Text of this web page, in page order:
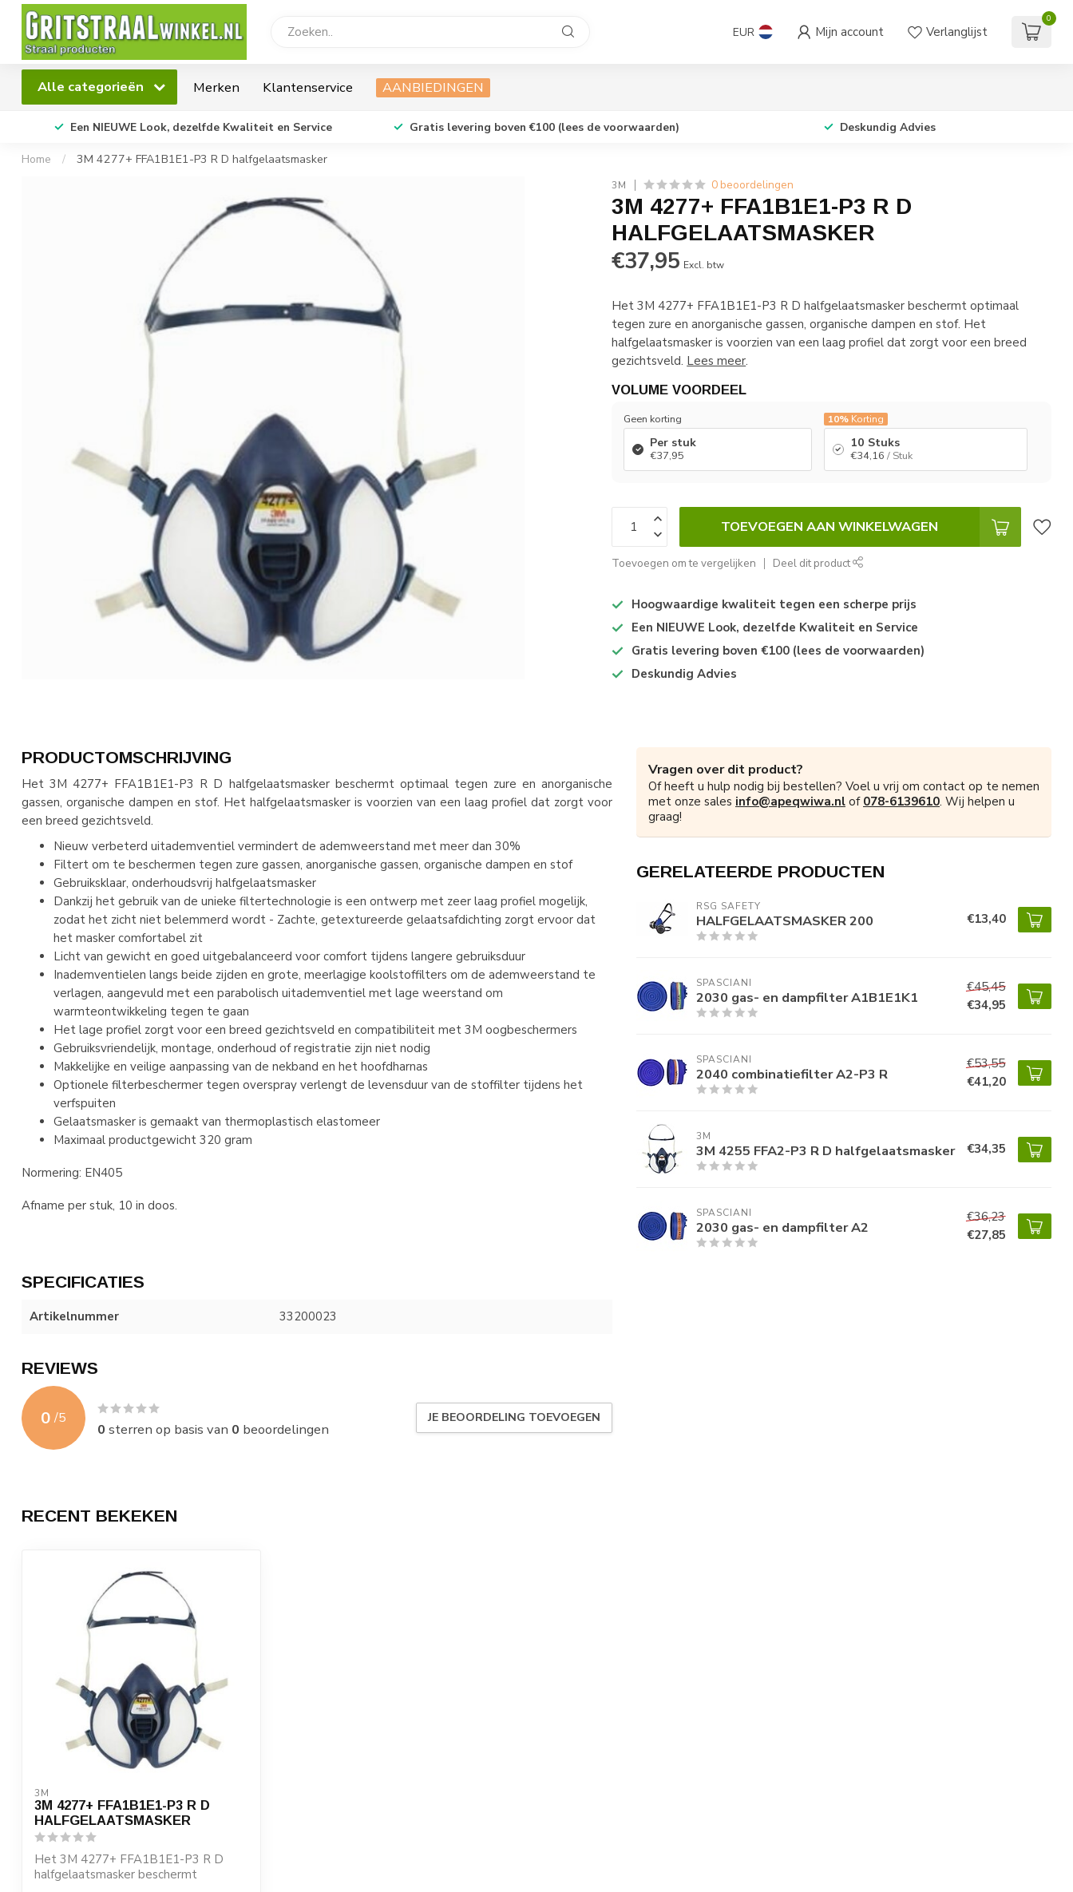
EUR Mijn account Verlanglijst
0
Alle categorieën Merken Klantenservice AANBIEDINGEN
Een NIEUWE Look, dezelfde Kwaliteit en Service Gratis levering boven €100 (lees de voorwaarden) Deskundig Advies
Home / 3M 4277+ FFA1B1E1-P3 R D halfgelaatsmasker
3M 0 beoordelingen
3M 4277+ FFA1B1E1-P3 R D
HALFGELAATSMASKER
€37,95 Excl. btw
Het 3M 4277+ FFA1B1E1-P3 R D halfgelaatsmasker beschermt optimaal
tegen zure en anorganische gassen, organische dampen en stof. Het
halfgelaatsmasker is voorzien van een laag profiel dat zorgt voor een breed
gezichtsveld. Lees meer.
VOLUME VOORDEEL
Geen korting
Per stuk
€37,95
10%Korting
10 Stuks
€34,16 / Stuk
TOEVOEGEN AAN WINKELWAGEN
Toevoegen om te vergelijken Deel dit product
Hoogwaardige kwaliteit tegen een scherpe prijs
Een NIEUWE Look, dezelfde Kwaliteit en Service
Gratis levering boven €100 (lees de voorwaarden)
Deskundig Advies
PRODUCTOMSCHRIJVING
Het 3M 4277+ FFA1B1E1-P3 R D halfgelaatsmasker beschermt optimaal tegen zure en anorganische
gassen, organische dampen en stof. Het halfgelaatsmasker is voorzien van een laag profiel dat zorgt voor
een breed gezichtsveld.
Nieuw verbeterd uitademventiel vermindert de ademweerstand met meer dan 30%
Filtert om te beschermen tegen zure gassen, anorganische gassen, organische dampen en stof
Gebruiksklaar, onderhoudsvrij halfgelaatsmasker
Dankzij het gebruik van de unieke filtertechnologie is een ontwerp met zeer laag profiel mogelijk,
zodat het zicht niet belemmerd wordt - Zachte, getextureerde gelaatsafdichting zorgt ervoor dat
het masker comfortabel zit
Licht van gewicht en goed uitgebalanceerd voor comfort tijdens langere gebruiksduur
Inademventielen langs beide zijden en grote, meerlagige koolstoffilters om de ademweerstand te
verlagen, aangevuld met een parabolisch uitademventiel met lage weerstand om
warmteontwikkeling tegen te gaan
Het lage profiel zorgt voor een breed gezichtsveld en compatibiliteit met 3M oogbeschermers
Gebruiksvriendelijk, montage, onderhoud of registratie zijn niet nodig
Makkelijke en veilige aanpassing van de nekband en het hoofdharnas
Optionele filterbeschermer tegen overspray verlengt de levensduur van de stoffilter tijdens het
verfspuiten
Gelaatsmasker is gemaakt van thermoplastisch elastomeer
Maximaal productgewicht 320 gram
Normering: EN405
Afname per stuk, 10 in doos.
SPECIFICATIES
Artikelnummer 33200023
REVIEWS
0 /5
0 sterren op basis van 0 beoordelingen
JE BEOORDELING TOEVOEGEN
Vragen over dit product?
Of heeft u hulp nodig bij bestellen? Voel u vrij om contact op te nemen
met onze sales info@apeqwiwa.nl of 078-6139610. Wij helpen u
graag!
GERELATEERDE PRODUCTEN
RSG SAFETY
HALFGELAATSMASKER 200 €13,40
SPASCIANI
2030 gas- en dampfilter A1B1E1K1
€45,45
€34,95
SPASCIANI
2040 combinatiefilter A2-P3 R
€53,55
€41,20
3M
3M 4255 FFA2-P3 R D halfgelaatsmasker €34,35
SPASCIANI
2030 gas- en dampfilter A2
€36,23
€27,85
RECENT BEKEKEN
3M
3M 4277+ FFA1B1E1-P3 R D
HALFGELAATSMASKER
Het 3M 4277+ FFA1B1E1-P3 R D
halfgelaatsmasker beschermt